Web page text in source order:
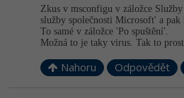
Zkus v msconfigu v záložce
služby společnosti Microsoft' a pak
To samé v záložce 'Po spuštění'.
Možná to je taky virus. Tak to
Nahoru Odpovědět